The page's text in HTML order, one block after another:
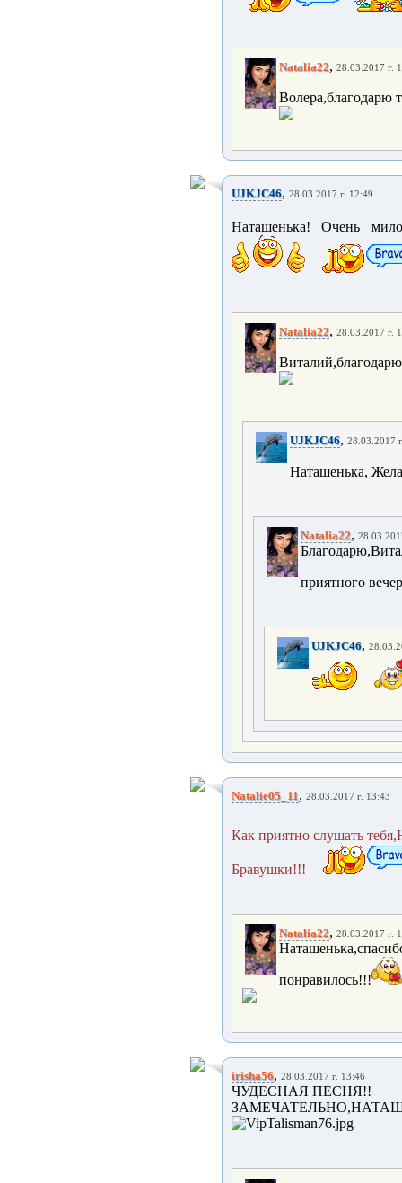
Natalia22, 28.03.2017 г.
Волера,благодарю
UJKJC46, 28.03.2017 г. 12:49
Наташенька! Очень
Natalia22, 28.03.2017 г.
UJKJC46, 28.03.2017
Наташенька,
Natalia22,
приятного
UJKJC46,
Natalie05_11, 28.03.2017 г. 13:43
Как приятно слушать
Бравушки!!!
Natalia22, 28.03.2017 г.
понравилось!!!
irisha56, 28.03.2017 г. 13:46
ЧУДЕСНАЯ ПЕСНЯ!!